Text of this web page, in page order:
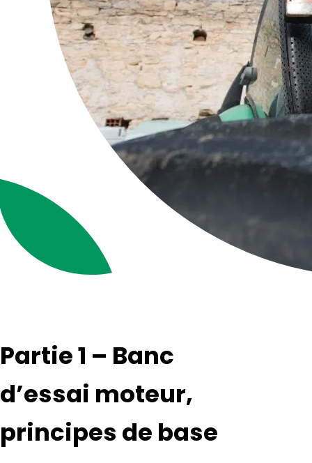
Partie 1 – Banc
d’essai moteur,
principes de base